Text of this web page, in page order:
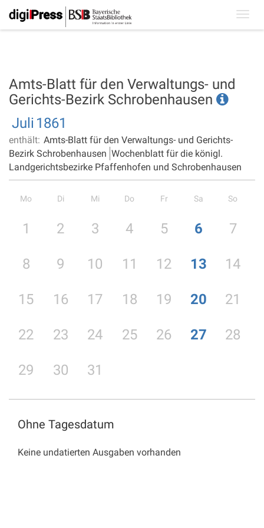
Amts-Blatt für den Verwaltungs- und
Gerichts-Bezirk Schrobenhausen
Juli 1861
enthält: Amts-Blatt für den Verwaltungs- und Gerichts-
Bezirk Schrobenhausen Wochenblatt für die königl.
Landgerichtsbezirke Pfaffenhofen und Schrobenhausen
Mo Di Mi Do Fr Sa So
1 2 3 4 5 6 7
8 9 10 11 12 13 14
15 16 17 18 19 20 21
22 23 24 25 26 27 28
29 30 31
Ohne Tagesdatum
Keine undatierten Ausgaben vorhanden